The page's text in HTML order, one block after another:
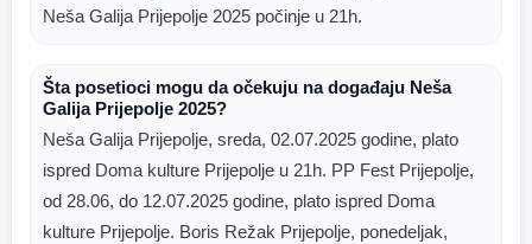
Neša Galija Prijepolje 2025 počinje u 21h.
Šta posetioci mogu da očekuju na događaju Neša
Galija Prijepolje 2025?
Neša Galija Prijepolje, sreda, 02.07.2025 godine, plato
ispred Doma kulture Prijepolje u 21h. PP Fest Prijepolje,
od 28.06, do 12.07.2025 godine, plato ispred Doma
kulture Prijepolje. Boris Režak Prijepolje, ponedeljak,